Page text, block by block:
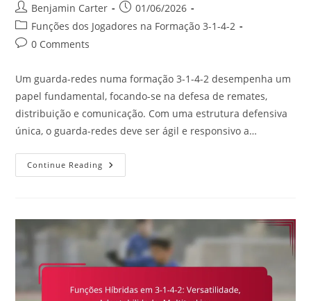
Post
author:
Benjamin Carter
Post
published:
01/06/2026
Post
category:
Funções dos Jogadores na Formação 3-1-4-2
Post0 Comments
Um guarda-redes numa formação 3-1-4-2 desempenha um
papel fundamental, focando-se na defesa de remates,
distribuição e comunicação. Com uma estrutura defensiva
única, o guarda-redes deve ser ágil e responsivo a…
Continue Reading Guarda-
Redes
2:
Paragem
Remates,
Distribuição,
Comunicação